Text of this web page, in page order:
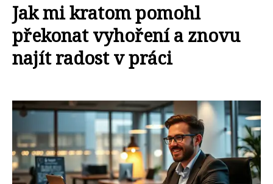
Jak mi kratom pomohl
překonat vyhoření a znovu
najít radost v práci